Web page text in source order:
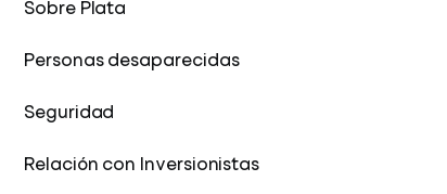
Sobre Plata
Personas desaparecidas
Seguridad
Relación con Inversionistas